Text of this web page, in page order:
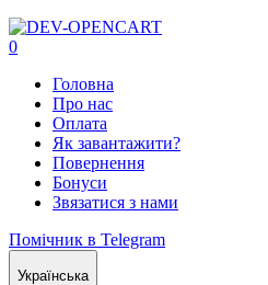
0
Головна
Про нас
Оплата
Як завантажити?
Повернення
Бонуси
Звязатися з нами
Помічник в Telegram
Українська